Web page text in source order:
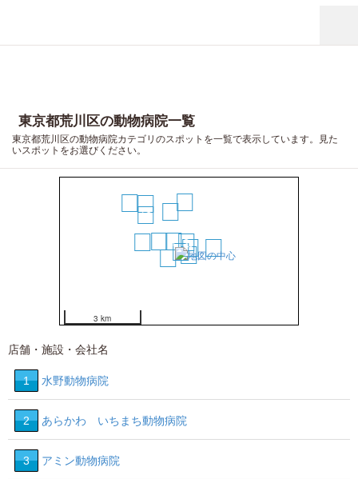
東京都荒川区の動物病院一覧
東京都荒川区の動物病院カテゴリのスポットを一覧で表示しています。見た
いスポットをお選びください。
1 2
3 4
5
11
12
13
3 km
店舗・施設・会社名
1 水野動物病院
2 あらかわ いちまち動物病院
3 アミン動物病院